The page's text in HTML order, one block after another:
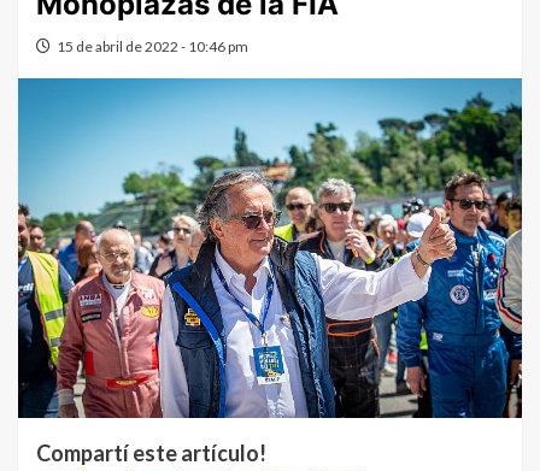
15 de abril de 2022 - 10:46 pm
Compartí este artículo!